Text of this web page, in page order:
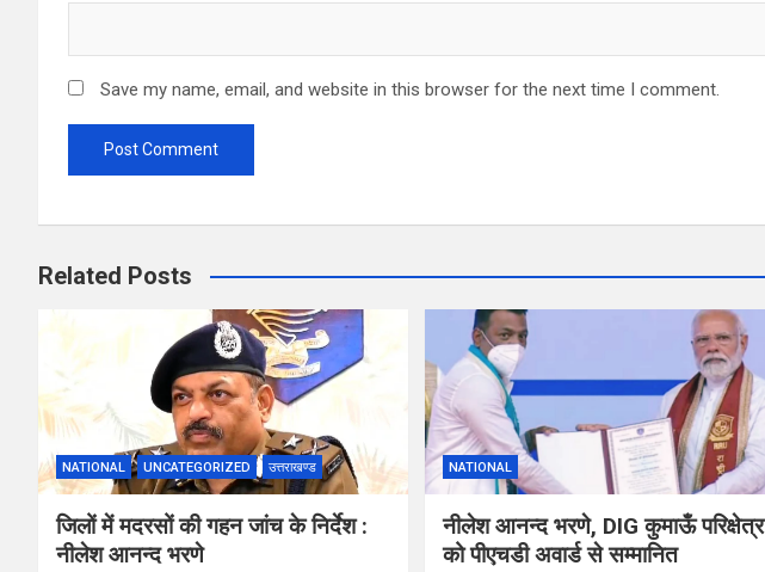
Save my name, email, and website in this browser for the next time I comment.
Related Posts
NATIONAL UNCATEGORIZED उत्तराखण्ड
जिलों में मदरसों की गहन जांच के निर्देश :
नीलेश आनन्द भरणे
NATIONAL
नीलेश आनन्द भरणे, DIG कुमाऊँ परिक्षेत्र
को पीएचडी अवार्ड से सम्मानित